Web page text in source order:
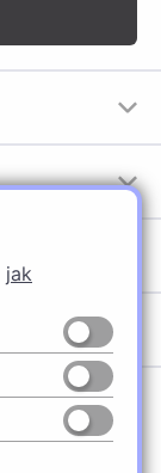
jak